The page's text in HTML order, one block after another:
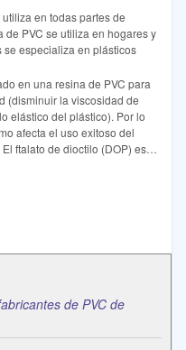
en todas partes de
PVC se utiliza en hogares y
especializa en plásticos
en una resina de PVC para
(disminuir la viscosidad de
elástico del plástico). Por lo
afecta el uso exitoso del
ftalato de dioctilo (DOP) es el
de PVC de